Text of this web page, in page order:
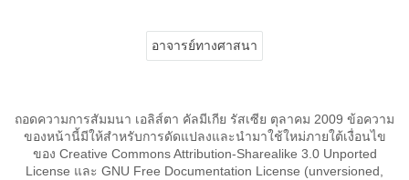
อาจารย์ทางศาสนา
ถอดความการสัมมนา เอลิส์ตา คัลมีเกีย รัสเซีย ตุลาคม 2009 ข้อความ
ของหน้านี้มีให้สำหรับการดัดแปลงและนำมาใช้ใหม่ภายใต้เงื่อนไข
ของ Creative Commons Attribution-Sharealike 3.0 Unported
License และ GNU Free Documentation License (unversioned,